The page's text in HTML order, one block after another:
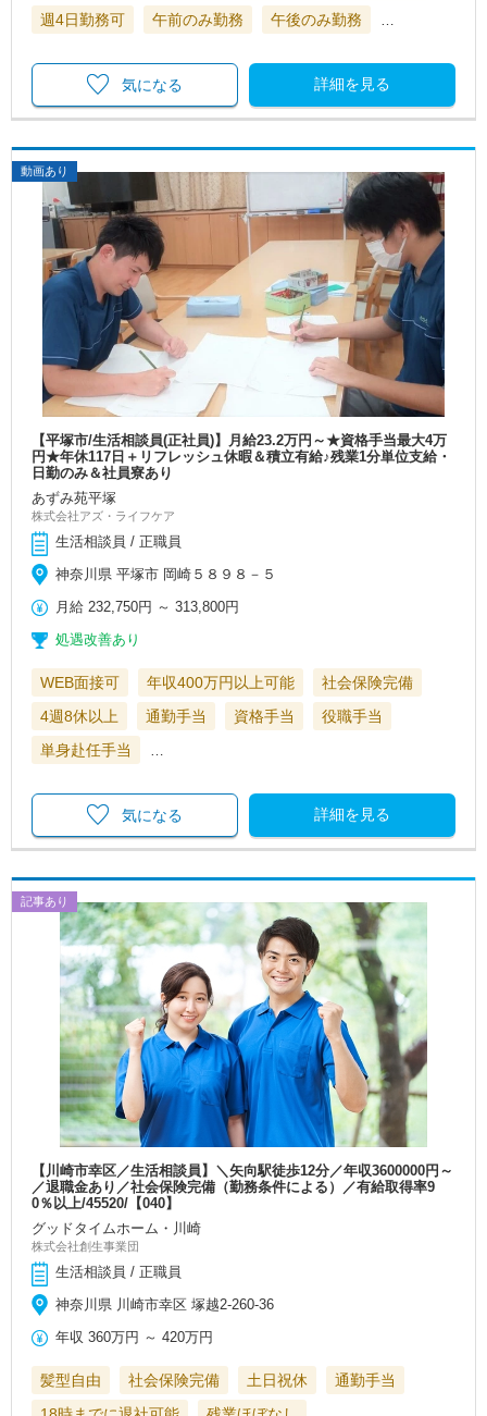
週4日勤務可
午前のみ勤務 午後のみ勤務 …
詳細を見る
気になる
動画あり
【平塚市/生活相談員(正社員)】月給23.2万円～★資格手当最大4万
円★年休117日＋リフレッシュ休暇＆積立有給♪残業1分単位支給・
日勤のみ＆社員寮あり
あずみ苑平塚
株式会社アズ・ライフケア
生活相談員 / 正職員
神奈川県 平塚市 岡崎５８９８－５
月給 232,750円 ～313,800円
処遇改善あり
WEB面接可 年収400万円以上可能
社会保険完備
4週8休以上
通勤手当 資格手当
役職手当
単身赴任手当
…
詳細を見る
気になる
記事あり
【川崎市幸区／生活相談員】＼矢向駅徒歩12分／年収3600000円～
／退職金あり／社会保険完備（勤務条件による）／有給取得率9
0％以上/45520/【040】
グッドタイムホーム・川崎
株式会社創生事業団
生活相談員 / 正職員
神奈川県 川崎市幸区 塚越2-260-36
年収 360万円 ～420万円
髪型自由 社会保険完備 土日祝休
通勤手当